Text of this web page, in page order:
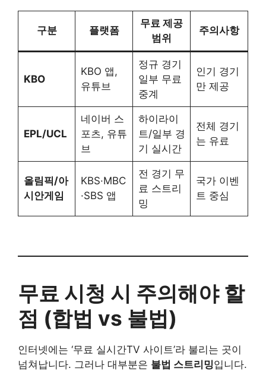
구분 플랫폼
무료 제공
범위
주의사항
KBO
KBO 앱,
유튜브
정규 경기
일부 무료
중계
인기 경기
만 제공
EPL/UCL
네이버 스
포츠, 유튜
브
하이라이
트/일부 경
기 실시간
전체 경기
는 유료
올림픽/아
시안게임
KBS·MBC
·SBS 앱
전 경기 무
료 스트리
밍
국가 이벤
트 중심
무료 시청 시 주의해야 할
점 (합법 vs 불법)
인터넷에는 ‘무료 실시간TV 사이트’라 불리는 곳이
넘쳐납니다. 그러나 대부분은 불법 스트리밍입니다.